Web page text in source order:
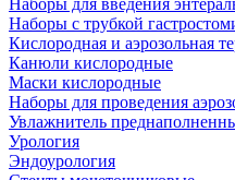
Наборы для введения
Наборы с трубкой
Кислородная и аэрозольная
Канюли кислородные
Маски кислородные
Наборы для проведения
Увлажнитель
Урология
Эндоурология